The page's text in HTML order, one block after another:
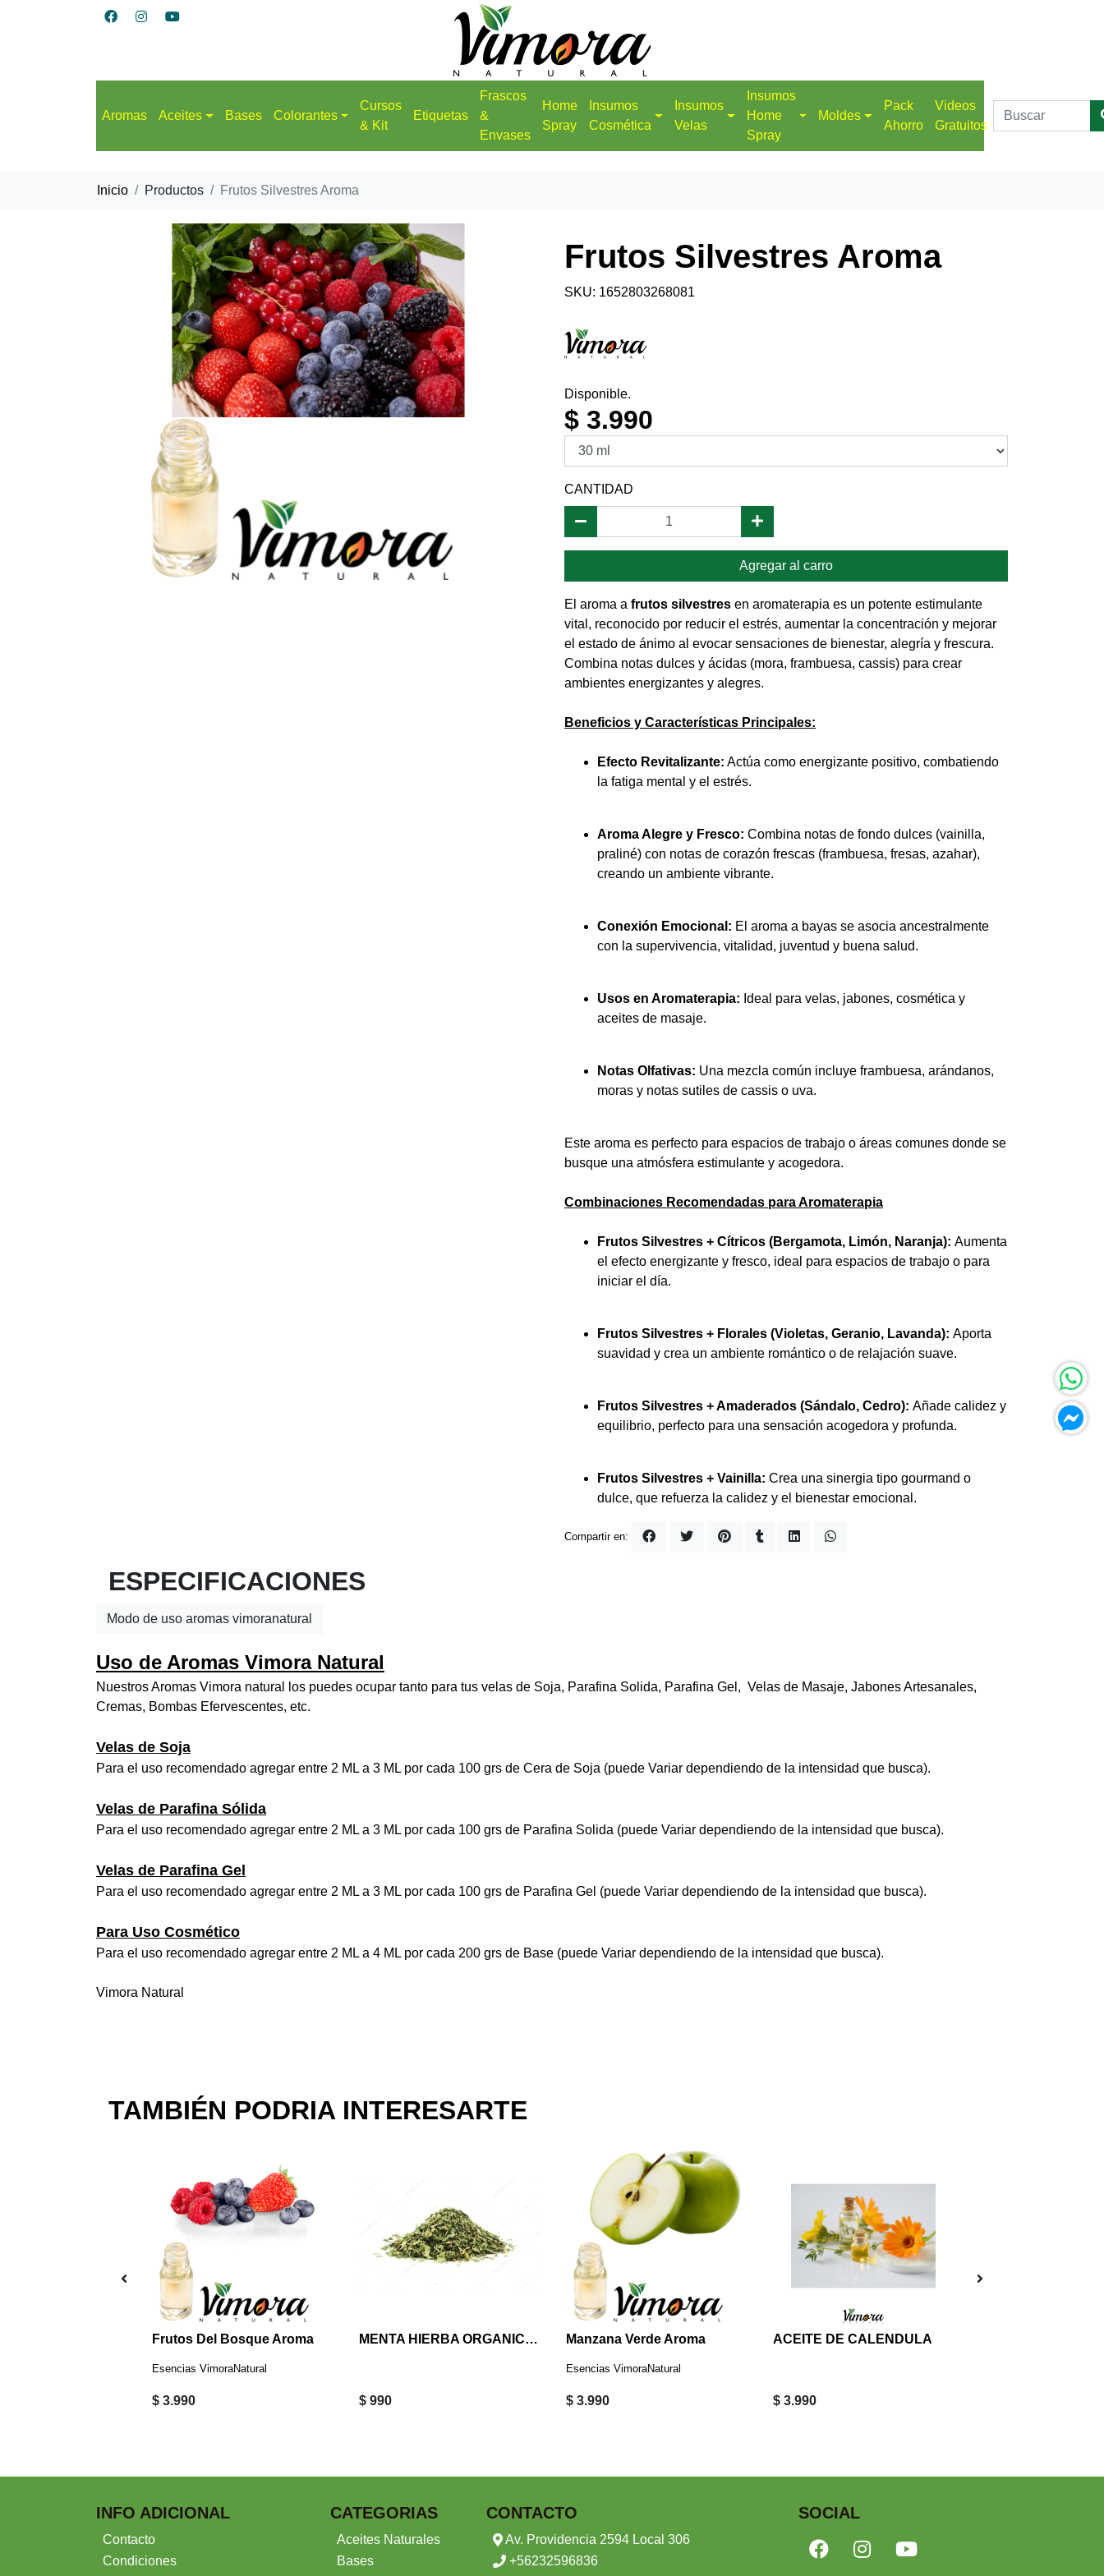
Aromas Aceites Bases Colorantes
Cursos
& Kit
Etiquetas
Frascos
&
Envases
Home
Spray
Insumos
Cosmética
Insumos
Velas
Insumos
Home
Spray
Moldes
Pack
Ahorro
Videos
Gratuitos
Inicio Productos Frutos Silvestres Aroma
Frutos Silvestres Aroma
SKU: 1652803268081
Disponible.
$ 3.990
CANTIDAD
Agregar al carro
El aroma a frutos silvestres en aromaterapia es un potente estimulante
vital, reconocido por reducir el estrés, aumentar la concentración y mejorar
el estado de ánimo al evocar sensaciones de bienestar, alegría y frescura.
Combina notas dulces y ácidas (mora, frambuesa, cassis) para crear
ambientes energizantes y alegres.
Beneficios y Características Principales:
Efecto Revitalizante: Actúa como energizante positivo, combatiendo
la fatiga mental y el estrés.
Aroma Alegre y Fresco: Combina notas de fondo dulces (vainilla,
praliné) con notas de corazón frescas (frambuesa, fresas, azahar),
creando un ambiente vibrante.
Conexión Emocional: El aroma a bayas se asocia ancestralmente
con la supervivencia, vitalidad, juventud y buena salud.
Usos en Aromaterapia: Ideal para velas, jabones, cosmética y
aceites de masaje.
Notas Olfativas: Una mezcla común incluye frambuesa, arándanos,
moras y notas sutiles de cassis o uva.
Este aroma es perfecto para espacios de trabajo o áreas comunes donde se
busque una atmósfera estimulante y acogedora.
Combinaciones Recomendadas para Aromaterapia
Frutos Silvestres + Cítricos (Bergamota, Limón, Naranja): Aumenta
el efecto energizante y fresco, ideal para espacios de trabajo o para
iniciar el día.
Frutos Silvestres + Florales (Violetas, Geranio, Lavanda): Aporta
suavidad y crea un ambiente romántico o de relajación suave.
Frutos Silvestres + Amaderados (Sándalo, Cedro): Añade calidez y
equilibrio, perfecto para una sensación acogedora y profunda.
Frutos Silvestres + Vainilla: Crea una sinergia tipo gourmand o
dulce, que refuerza la calidez y el bienestar emocional.
Compartir en:
ESPECIFICACIONES
Uso de Aromas Vimora Natural
Nuestros Aromas Vimora natural los puedes ocupar tanto para tus velas de Soja, Parafina Solida, Parafina Gel, Velas de Masaje, Jabones Artesanales,
Cremas, Bombas Efervescentes, etc.
Velas de Soja
Para el uso recomendado agregar entre 2 ML a 3 ML por cada 100 grs de Cera de Soja (puede Variar dependiendo de la intensidad que busca).
Velas de Parafina Sólida
Para el uso recomendado agregar entre 2 ML a 3 ML por cada 100 grs de Parafina Solida (puede Variar dependiendo de la intensidad que busca).
Velas de Parafina Gel
Para el uso recomendado agregar entre 2 ML a 3 ML por cada 100 grs de Parafina Gel (puede Variar dependiendo de la intensidad que busca).
Para Uso Cosmético
Para el uso recomendado agregar entre 2 ML a 4 ML por cada 200 grs de Base (puede Variar dependiendo de la intensidad que busca).
Vimora Natural
Modo de uso aromas vimoranatural
TAMBIÉN PODRIA INTERESARTE
Frutos Del Bosque Aroma
Esencias VimoraNatural
$ 3.990
MENTA HIERBA ORGANICA 10 GRS
$ 990
Manzana Verde Aroma
Esencias VimoraNatural
$ 3.990
ACEITE DE CALENDULA
$ 3.990
INFO ADICIONAL
Contacto
Condiciones
CATEGORIAS
Aceites Naturales
Bases
CONTACTO
Av. Providencia 2594 Local 306
+56232596836
SOCIAL